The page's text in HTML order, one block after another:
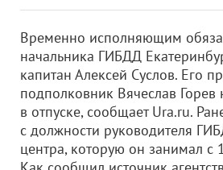
Временно исполняющим
начальника ГИБДД
капитан Алексей Суслов. Его
подполковник Вячеслав Горев
в отпуске, сообщает Ura.ru.
с должности руководителя
центра, которую он занимал с